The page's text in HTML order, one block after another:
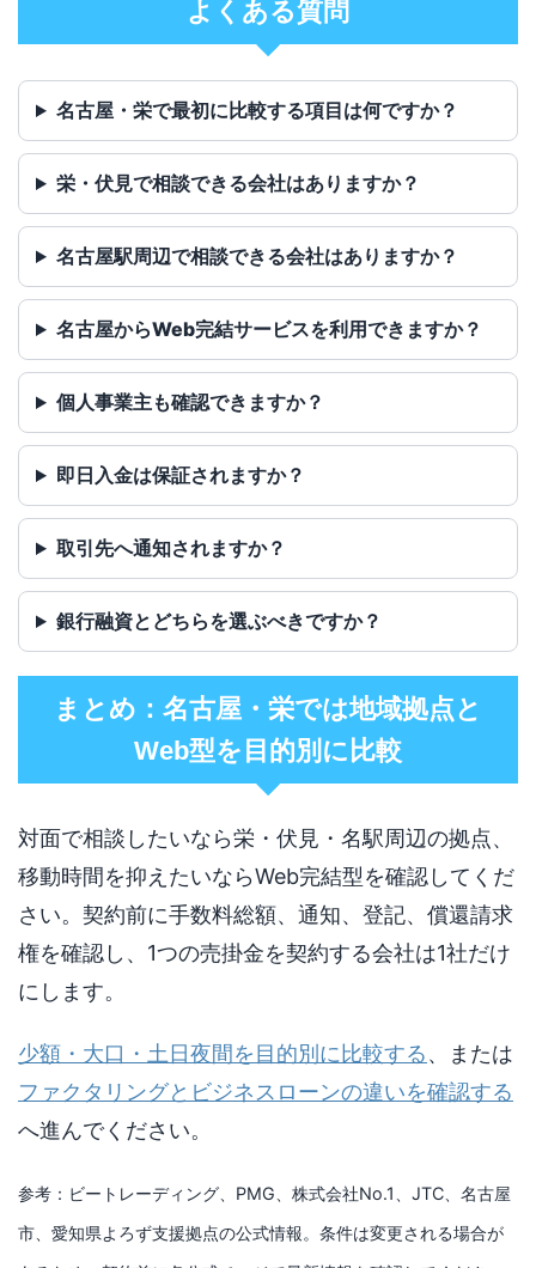
よくある質問
名古屋・栄で最初に比較する項目は何ですか？
栄・伏見で相談できる会社はありますか？
名古屋駅周辺で相談できる会社はありますか？
名古屋からWeb完結サービスを利用できますか？
個人事業主も確認できますか？
即日入金は保証されますか？
取引先へ通知されますか？
銀行融資とどちらを選ぶべきですか？
まとめ：名古屋・栄では地域拠点と
Web型を目的別に比較
対面で相談したいなら栄・伏見・名駅周辺の拠点、
移動時間を抑えたいならWeb完結型を確認してくだ
さい。契約前に手数料総額、通知、登記、償還請求
権を確認し、1つの売掛金を契約する会社は1社だけ
にします。
少額・大口・土日夜間を目的別に比較する、または
ファクタリングとビジネスローンの違いを確認する
へ進んでください。
参考：ビートレーディング、PMG、株式会社No.1、JTC、名古屋
市、愛知県よろず支援拠点の公式情報。条件は変更される場合が